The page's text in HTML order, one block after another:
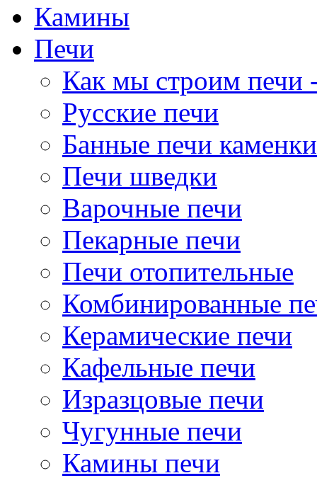
Камины
Печи
Как мы строим печи
Русские печи
Банные печи каменки
Печи шведки
Варочные печи
Пекарные печи
Печи отопительные
Комбинированные
Керамические печи
Кафельные печи
Изразцовые печи
Чугунные печи
Камины печи